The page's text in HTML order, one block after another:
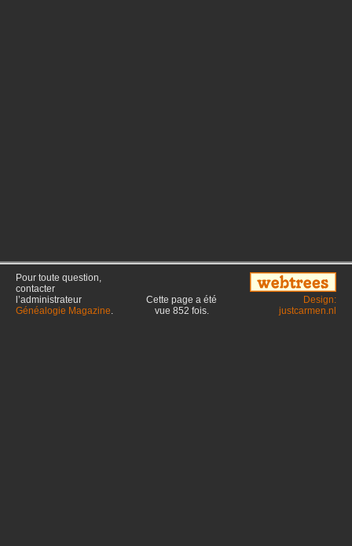
Pour toute question,
contacter
l’administrateur
Généalogie Magazine.
Cette page a été
vue 852 fois.
Design:
justcarmen.nl